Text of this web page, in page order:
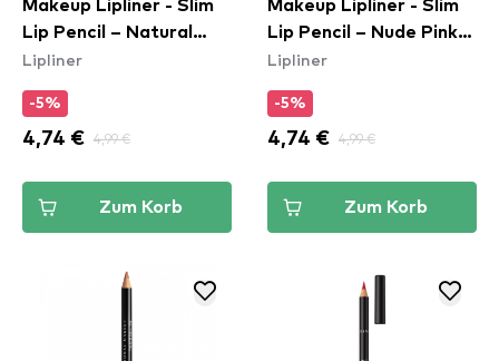
Makeup Lipliner - Slim
Lip Pencil – Natural
(SPL810)
Lipliner
-5%
4,74 € 4,99 €
Zum Korb
Makeup Lipliner - Slim
Lip Pencil – Nude Pink
(SPL858)
Lipliner
-5%
4,74 € 4,99 €
Zum Korb